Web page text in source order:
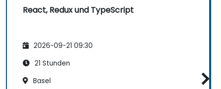
React, Redux und TypeScript
2026-09-21 09:30
21 Stunden
Basel